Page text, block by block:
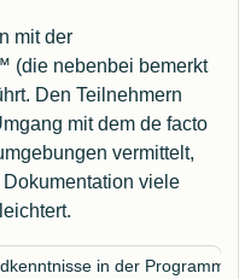
mit der
(die nebenbei bemerkt
Den Teilnehmern
mit dem de facto
vermittelt,
viele
in der